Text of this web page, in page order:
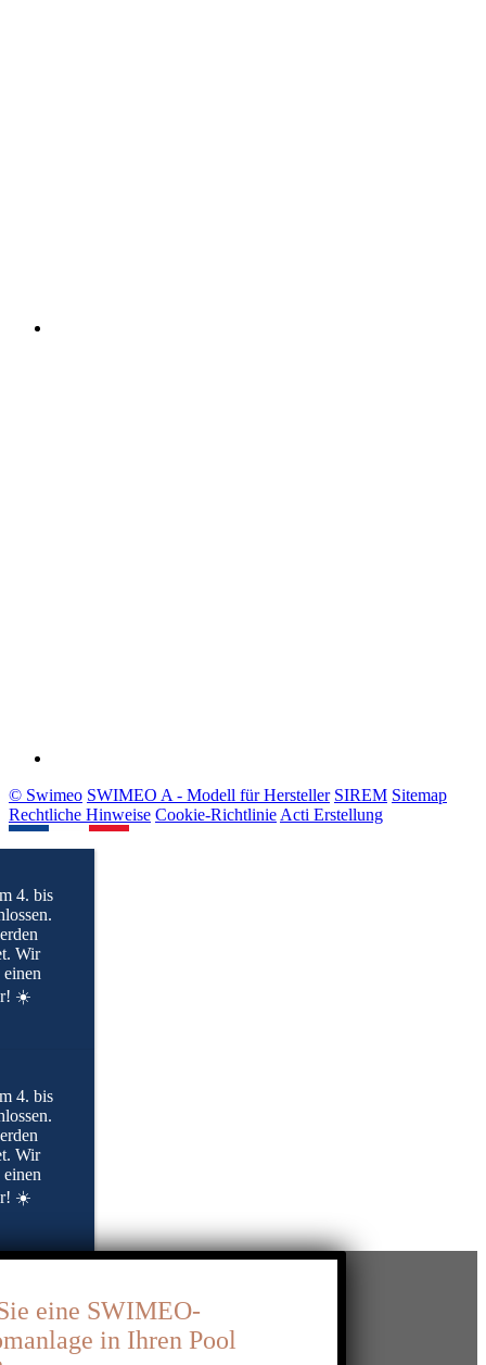
© Swimeo SWIMEO A - Modell für Hersteller SIREM Sitemap
Rechtliche Hinweise Cookie-Richtlinie Acti Erstellung
4. bis
Wir
☀️
4. bis
Wir
☀️
eine SWIMEO-
in Ihren Pool